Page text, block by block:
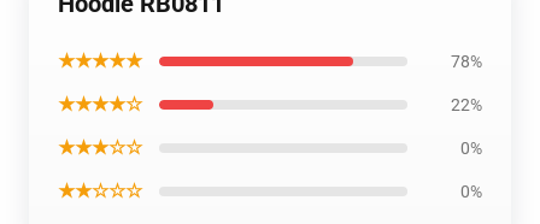
★★★★★ 78%
★★★★☆ 22%
★★★☆☆ 0%
★★☆☆☆ 0%